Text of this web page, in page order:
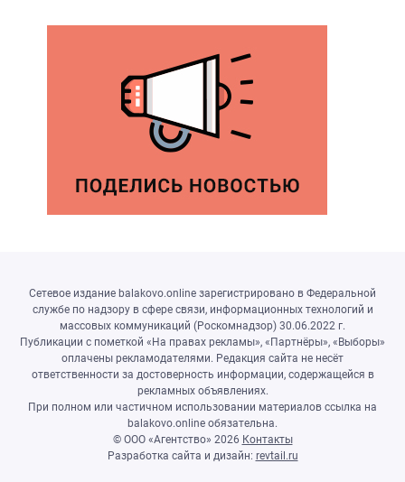
Сетевое издание balakovo.online зарегистрировано в Федеральной
службе по надзору в сфере связи, информационных технологий и
массовых коммуникаций (Роскомнадзор) 30.06.2022 г.
Публикации с пометкой «На правах рекламы», «Партнёры», «Выборы»
оплачены рекламодателями. Редакция сайта не несёт
ответственности за достоверность информации, содержащейся в
рекламных объявлениях.
При полном или частичном использовании материалов ссылка на
balakovo.online обязательна.
© ООО «Агентство» 2026 Контакты
Разработка сайта и дизайн: revtail.ru